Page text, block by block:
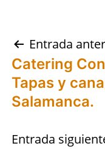
de
entradas
Entrada
Catering
Tapas y
Salamanca.
Entrada